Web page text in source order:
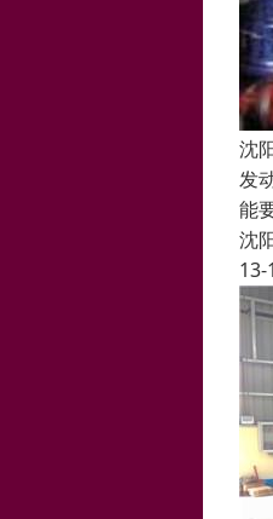
沈
发
能
沈
13-